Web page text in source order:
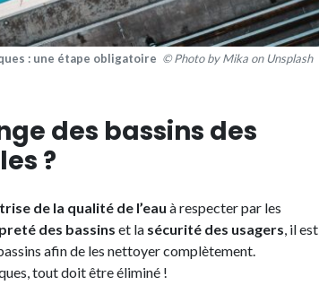
: une étape obligatoire © Photo by Mika on Unsplash
des bassins des
?
de la qualité de l’eau à respecter par les
des bassins et la sécurité des usagers, il est
afin de les nettoyer complètement.
tout doit être éliminé !